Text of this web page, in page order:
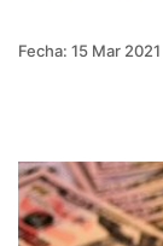
Fecha: 15 Mar 2021